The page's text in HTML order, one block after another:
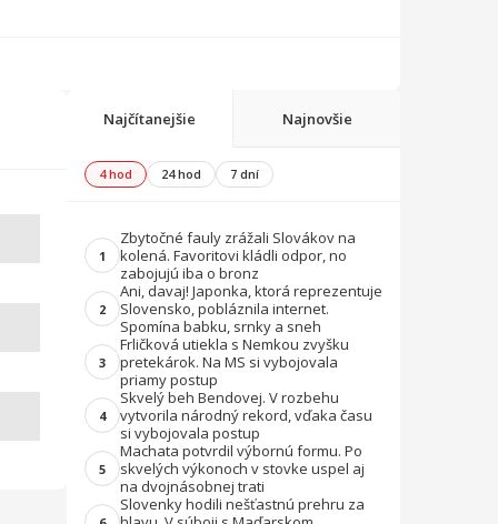
Najčítanejšie Najnovšie
4 hod 24 hod 7 dní
1
Zbytočné fauly zrážali Slovákov na
kolená. Favoritovi kládli odpor, no
zabojujú iba o bronz
2
Ani, davaj! Japonka, ktorá reprezentuje
Slovensko, pobláznila internet.
Spomína babku, srnky a sneh
3
Frličková utiekla s Nemkou zvyšku
pretekárok. Na MS si vybojovala
priamy postup
4
Skvelý beh Bendovej. V rozbehu
vytvorila národný rekord, vďaka času
si vybojovala postup
5
Machata potvrdil výbornú formu. Po
skvelých výkonoch v stovke uspel aj
na dvojnásobnej trati
Slovenky hodili nešťastnú prehru za